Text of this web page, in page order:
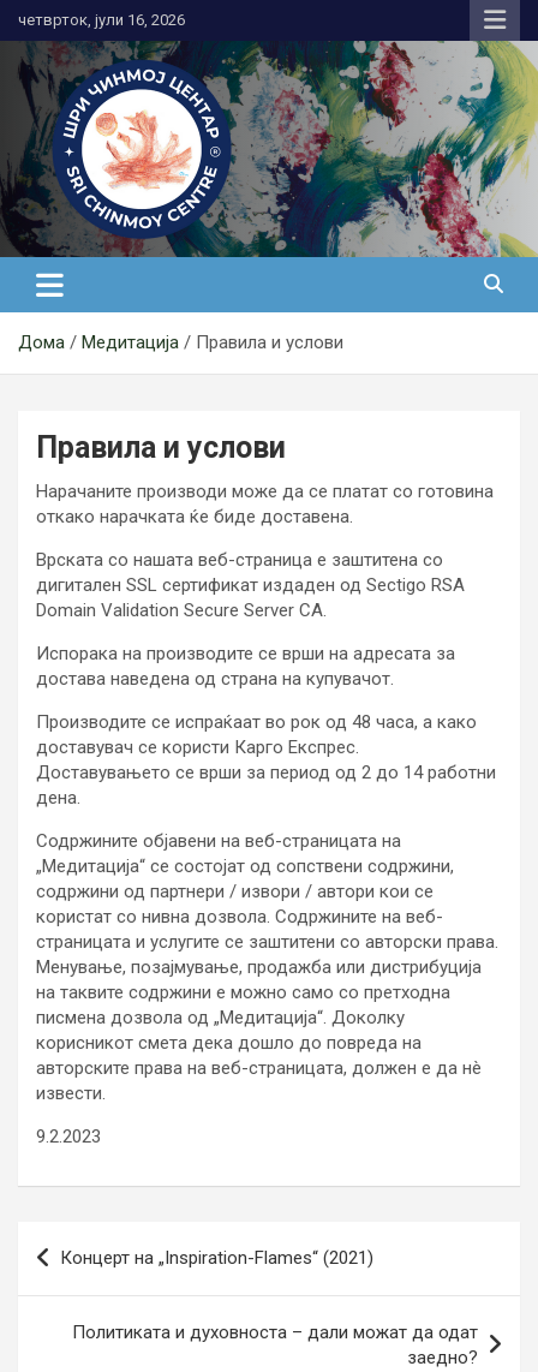
to
content
четврток, јули 16, 2026
Медитација
Дома Медитација Правила и услови
Правила и услови
Нарачаните производи може да се платат со готовина
откако нарачката ќе биде доставена.
Врската со нашата веб-страница е заштитена со
дигитален SSL сертификат издаден од Sectigo RSA
Domain Validation Secure Server CA.
Испорака на производите се врши на адресата за
достава наведена од страна на купувачот.
Производите се испраќаат во рок од 48 часа, а како
доставувач се користи Карго Експрес.
Доставувањето се врши за период од 2 до 14 работни
дена.
Содржините објавени на веб-страницата на
„Медитација“ се состојат од сопствени содржини,
содржини од партнери / извори / автори кои се
користат со нивна дозвола. Содржините на веб-
страницата и услугите се заштитени со авторски права.
Менување, позајмување, продажба или дистрибуција
на таквите содржини е можно само со претходна
писмена дозвола од „Медитација“. Доколку
корисникот смета дека дошло до повреда на
авторските права на веб-страницата, должен е да нè
извести.
9.2.2023
Навигација
на
напис
Концерт на „Inspiration-Flames“ (2021)
Политиката и духовноста – дали можат да одат
заедно?